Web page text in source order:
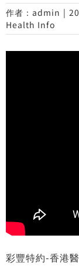
作者： admin |
Health Info
彩豐特約-香港